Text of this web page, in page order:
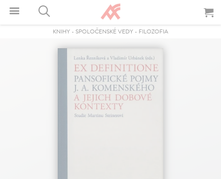
KNIHY - SPOLOČENSKÉ VEDY - FILOZOFIA